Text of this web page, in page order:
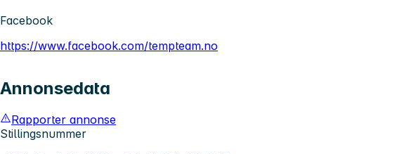
Facebook
https://www.facebook.com/tempteam.no
Annonsedata
Rapporter annonse
Stillingsnummer